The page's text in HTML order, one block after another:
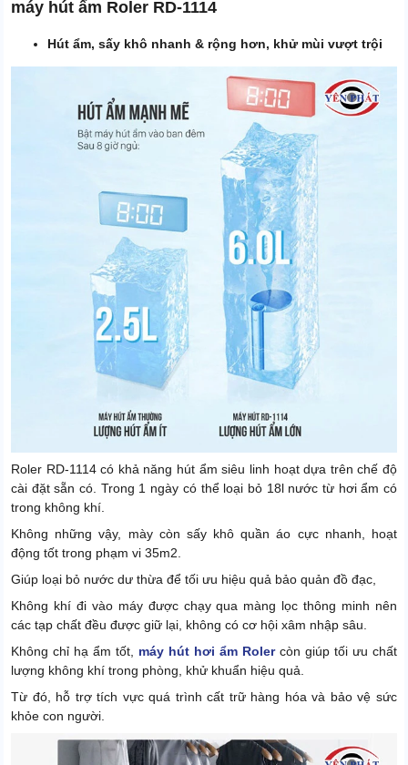
máy hút ẩm Roler RD-1114
Hút ẩm, sấy khô nhanh & rộng hơn, khử mùi vượt trội
Roler RD-1114 có khả năng hút ẩm siêu linh hoạt dựa trên chế độ
cài đặt sẵn có. Trong 1 ngày có thể loại bỏ 18l nước từ hơi ẩm có
trong không khí.
Không những vậy, mày còn sấy khô quần áo cực nhanh, hoạt
động tốt trong phạm vi 35m2.
Giúp loại bỏ nước dư thừa để tối ưu hiệu quả bảo quản đồ đạc,
Không khí đi vào máy được chạy qua màng lọc thông minh nên
các tạp chất đều được giữ lại, không có cơ hội xâm nhập sâu.
Không chỉ hạ ẩm tốt, máy hút hơi ẩm Rolercòn giúp tối ưu chất
lượng không khí trong phòng, khử khuẩn hiệu quả.
Từ đó, hỗ trợ tích vực quá trình cất trữ hàng hóa và bảo vệ sức
khỏe con người.